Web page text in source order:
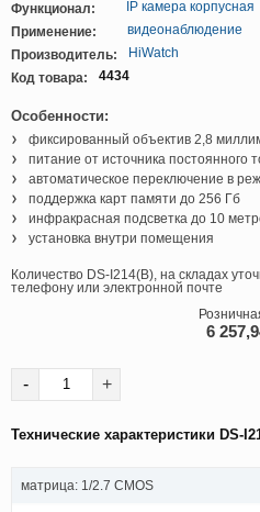
Функционал:
IP камера корпусная
Применение:
видеонаблюдение
Производитель:
HiWatch
Код товара:
4434
Особенности:
фиксированный объектив 2,8
питание от источника постоянного
автоматическое переключение в
поддержка карт памяти до 256 Гб
инфракрасная подсветка до 10
установка внутри помещения
Количество DS-I214(B), на складах
телефону или электронной почте
6
- +
Технические характеристики DS-
матрица: 1/2.7 CMOS